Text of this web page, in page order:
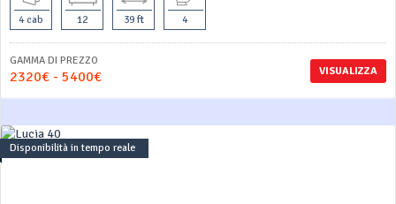
4 cab 12 39 ft 4
VISUALIZZA
GAMMA DI PREZZO
2320€ - 5400€
Disponibilità in tempo reale